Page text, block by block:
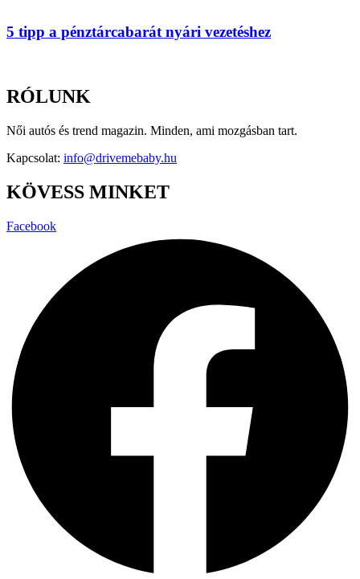
5 tipp a pénztárcabarát nyári vezetéshez
RÓLUNK
Női autós és trend magazin. Minden, ami mozgásban tart.
Kapcsolat: info@drivemebaby.hu
KÖVESS MINKET
Facebook